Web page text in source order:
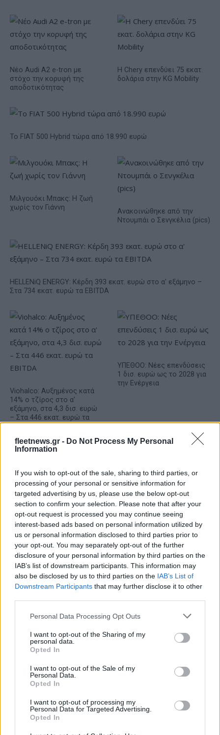
fleetnews.gr - Do Not Process My Personal
Information
If you wish to opt-out of the sale, sharing to third parties, or
processing of your personal or sensitive information for
targeted advertising by us, please use the below opt-out
section to confirm your selection. Please note that after your
opt-out request is processed you may continue seeing
interest-based ads based on personal information utilized by
us or personal information disclosed to third parties prior to
your opt-out. You may separately opt-out of the further
disclosure of your personal information by third parties on the
IAB’s list of downstream participants. This information may
also be disclosed by us to third parties on the IAB’s List of
Downstream Participants that may further disclose it to other
Please note that this website/app uses one or more Google
not limited to your visit or usage behaviour. You may click to
grant or deny consent to Google and its third-party tags to
use your data for below specified purposes in below Google
consent section.
Personal Data Processing Opt Outs
I want to opt-out of the Sharing of my
personal data.
Opted In
I want to opt-out of the Sale of my
Personal Data.
Opted In
I want to opt-out of processing my
Personal Data for Targeted Advertising.
Opted In
Νέο Audi A2 e-tron με
στόχο την κορυφή της
αποδοτικότητας
Η Chery επενδύει 75 εκατ.
δολάρια στην KG Mobility
Το FIAT 500 Hybrid τώρα από 18.990 ευρώ
Μιλγουόκι Μπακς: Η ζωή
χωρίς τον Γιάννη
Ανακοινώθηκε από την
Ντουμπάι ο Σενγκέλια (pics)
HELLENiQ ENERGY: Κέρδη 393 εκατ. ευρώ στο α' εξάμηνο –
Στα 734 εκατ. ευρώ τα EBITDA
Viohalco: Αυξημένος κατά
14% ο τζίρος στο α'
εξάμηνο, στα 4,3 δισ. ευρώ
– Στα 446 εκατ. ευρώ τα
ΥΠΕΘΟΟ: Νέες επενδύσεις
1 δισ. ευρώ ως το 2028 για
την Ενέργεια
Η συμφωνία Arval-Athlon αναδιαμορφώνει την αγορά leasing
VW: Η δύσκολη εξίσωση
της αναδιάρθρωσης
18η συνεχόμενη χρονιά για
τον ΟΤΕ στη διεθνή σειρά
δεικτών FTSE4Good
Alpha Bank: Για πρώτη φορά το Αρχαίο Θέατρο Επιδαύρου
άνοιξε τις πύλες του σε όλους
ESG Report 2025: Πώς η ΑΒ Βασιλόπουλος μετατρέπει τη
βιωσιμότητα σε καθημερινή πράξη